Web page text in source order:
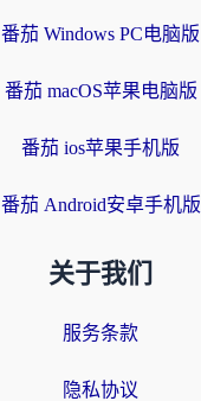
番茄 Windows PC电脑版
番茄 macOS苹果电脑版
番茄 ios苹果手机版
番茄 Android安卓手机版
关于我们
服务条款
隐私协议